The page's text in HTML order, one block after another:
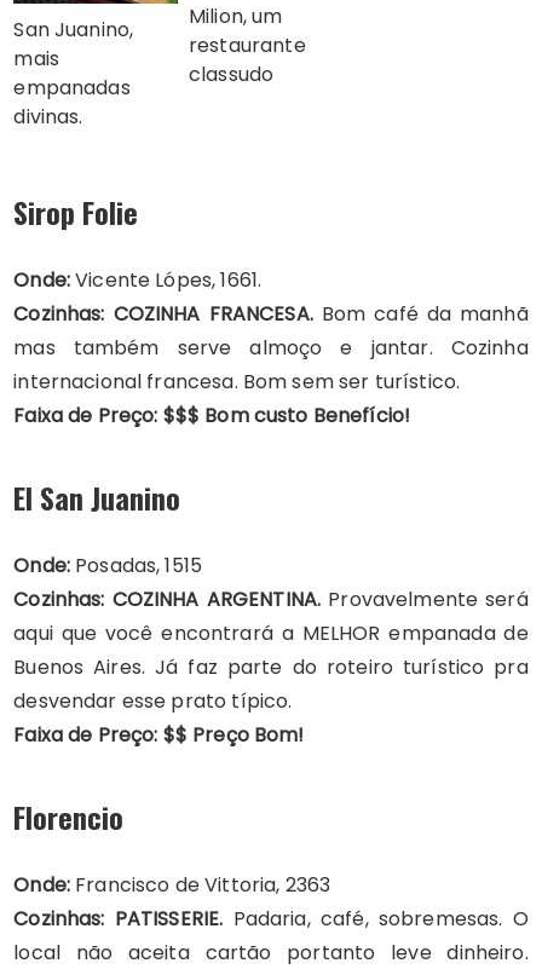
San Juanino,
mais
empanadas
divinas.
Milion, um
restaurante
classudo
Sirop Folie
Onde:Vicente Lópes, 1661.
Cozinhas: COZINHA FRANCESA.Bom café da manhã
mas também serve almoço e jantar. Cozinha
internacional francesa. Bom sem ser turístico.
Faixa de Preço: $$$ Bom custo Benefício!
El San Juanino
Onde:Posadas, 1515
Cozinhas: COZINHA ARGENTINA. Provavelmente será
aqui que você encontrará a MELHOR empanada de
Buenos Aires. Já faz parte do roteiro turístico pra
desvendar esse prato típico.
Faixa de Preço: $$ Preço Bom!
Florencio
Onde:Francisco de Vittoria, 2363
Cozinhas: PATISSERIE. Padaria, café, sobremesas. O
local não aceita cartão portanto leve dinheiro.